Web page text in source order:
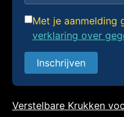
Met je aanmelding
verklaring over
Inschrijven
Verstelbare Krukken